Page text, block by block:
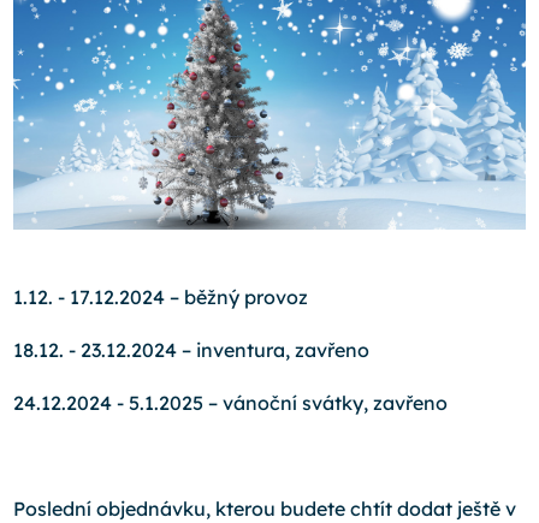
1.12. - 17.12.2024 – běžný provoz
18.12. - 23.12.2024 – inventura, zavřeno
24.12.2024 - 5.1.2025 – vánoční svátky, zavřeno
Poslední objednávku, kterou budete chtít dodat ještě v